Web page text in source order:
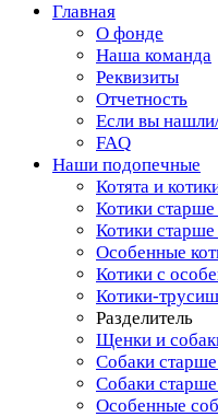
Главная
О фонде
Наша команда
Реквизиты
Отчетность
Если вы
FAQ
Наши подопечные
Котята и
Котики старше
Котики старше
Особенные
Котики с
Котики-
Разделитель
Щенки и
Собаки
Собаки старше
Особенные